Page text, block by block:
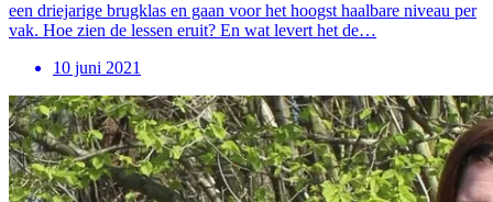
een driejarige brugklas en gaan voor het hoogst haalbare niveau per
vak. Hoe zien de lessen eruit? En wat levert het de…
10 juni 2021